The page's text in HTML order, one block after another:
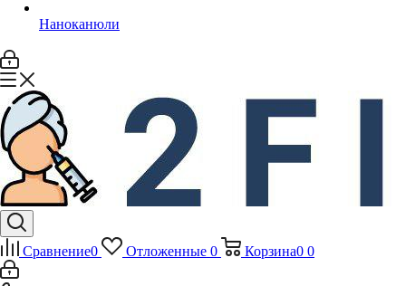
Наноканюли
Сравнение0 Отложенные 0 Корзина0 0